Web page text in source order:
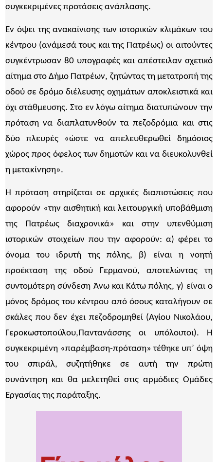
συγκεκριμένες προτάσεις ανάπλασης.
Εν όψει της ανακαίνισης των ιστορικών κλιμάκων του
κέντρου (ανάμεσά τους και της Πατρέως) οι αιτούντες
συγκέντρωσαν 80 υπογραφές και απέστειλαν σχετικό
αίτημα στο Δήμο Πατρέων, ζητώντας τη μετατροπή της
οδού σε δρόμο διέλευσης οχημάτων αποκλειστικά και
όχι στάθμευσης. Στο εν λόγω αίτημα διατυπώνουν την
πρόταση να διαπλατυνθούν τα πεζοδρόμια και στις
δύο πλευρές «ώστε να απελευθερωθεί δημόσιος
χώρος προς όφελος των δημοτών και να διευκολυνθεί
η μετακίνηση».
Η πρόταση στηρίζεται σε αρχικές διαπιστώσεις που
αφορούν «την αισθητική και λειτουργική υποβάθμιση
της Πατρέως διαχρονικά» και στην υπενθύμιση
ιστορικών στοιχείων που την αφορούν: α) φέρει το
όνομα του ιδρυτή της πόλης, β) είναι η νοητή
προέκταση της οδού Γερμανού, αποτελώντας τη
συντομότερη σύνδεση Άνω και Κάτω πόλης, γ) είναι ο
μόνος δρόμος του κέντρου από όσους καταλήγουν σε
σκάλες που δεν έχει πεζοδρομηθεί (Αγίου Νικολάου,
Γεροκωστοπούλου,Παντανάσσης οι υπόλοιποι). Η
συγκεκριμένη «παρέμβαση-πρόταση» τέθηκε υπ’ όψη
του σπιράλ, συζητήθηκε σε αυτή την πρώτη
συνάντηση και θα μελετηθεί στις αρμόδιες Ομάδες
Εργασίας της παράταξης.